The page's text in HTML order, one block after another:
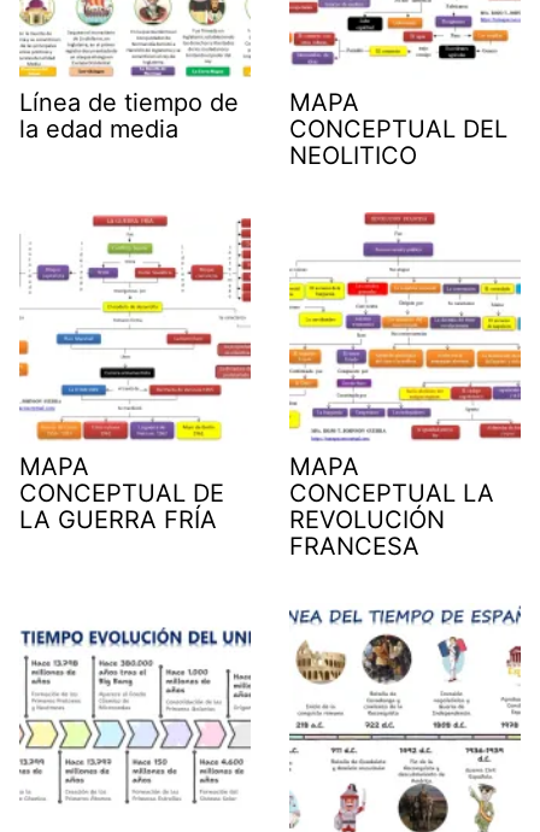
Línea de tiempo de
la edad media
MAPA
CONCEPTUAL DEL
NEOLITICO
MAPA
CONCEPTUAL DE
LA GUERRA FRÍA
MAPA
CONCEPTUAL LA
REVOLUCIÓN
FRANCESA